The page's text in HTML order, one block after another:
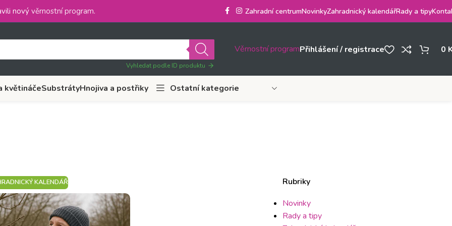
nový věrnostní program. Zahradní centrumNovinkyZahradnický kalendářRady a tipy
Vyhledat podle ID produktu
Věrnostní programPřihlášení / registrace 0
květináčeSubstrátyHnojiva a postřiky Ostatní kategorie
KALENDÁŘ
Rubriky
Novinky
Rady a tipy